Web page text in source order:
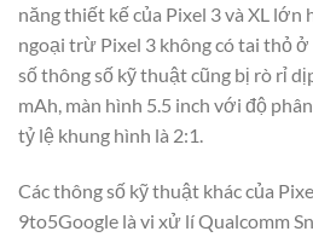
năng thiết kế của Pixel 3 và XL lớn
ngoại trừ Pixel 3 không có tai thỏ
số thông số kỹ thuật cũng bị rò rỉ
mAh, màn hình 5.5 inch với độ
tỷ lệ khung hình là 2:1.
Các thông số kỹ thuật khác của
9to5Google là vi xử lí Qualcomm